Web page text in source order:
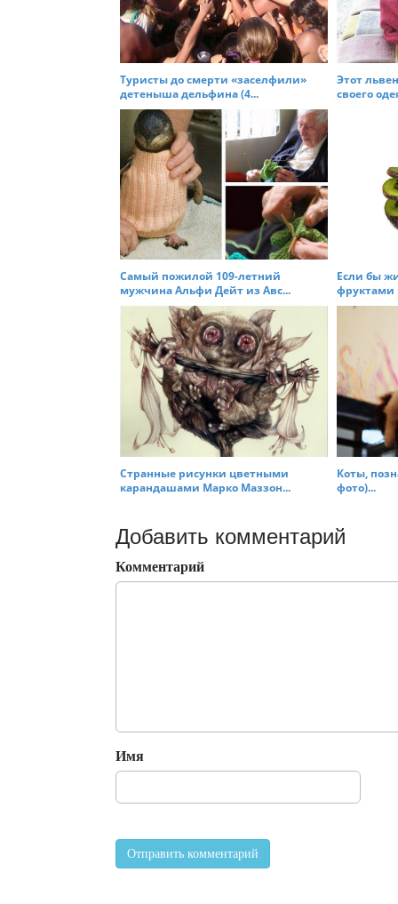
g
a
t
n
Туристы до смерти «заселфили»
детеныша дельфина (4...
Этот
своего
Самый пожилой 109-летний
мужчина Альфи Дейт из Авс...
Если бы
фруктами
Странные рисунки цветными
карандашами Марко Маззон...
Коты,
фото)...
Добавить комментарий
Комментарий
Имя